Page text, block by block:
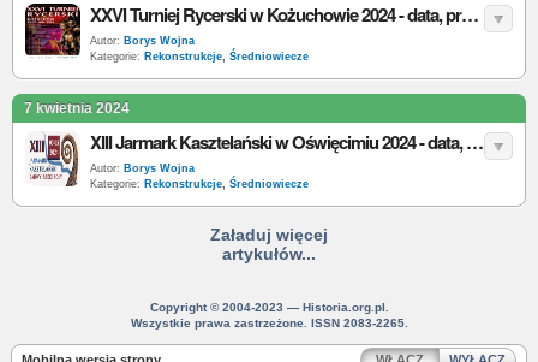
XXVI Turniej Rycerski w Kożuchowie 2024 - data, program, bilety
Autor: Borys Wojna
Kategorie: Rekonstrukcje, Średniowiecze
7 kwietnia 2024
XIII Jarmark Kasztelański w Oświęcimiu 2024 - data, program, bilety
Autor: Borys Wojna
Kategorie: Rekonstrukcje, Średniowiecze
Załaduj więcej
artykułów...
Copyright © 2004-2023 — Historia.org.pl.
Wszystkie prawa zastrzeżone. ISSN 2083-2265.